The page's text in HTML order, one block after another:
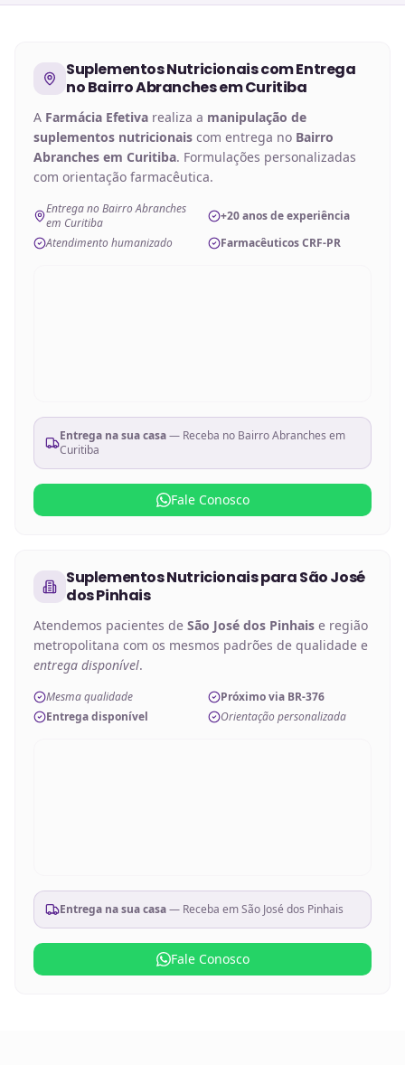
Suplementos Nutricionaiscom Entrega
noBairro Abranches em Curitiba
A Farmácia Efetiva realiza a manipulação de
suplementos nutricionais com entrega no Bairro
Abranches em Curitiba. Formulações personalizadas
com orientação farmacêutica.
Entrega no Bairro Abranches
em Curitiba
+20 anos de experiência
Atendimento humanizado
Farmacêuticos CRF-PR
Entrega na sua casa— Receba no Bairro Abranches em
Curitiba
Fale Conosco
Suplementos NutricionaisparaSão José
dos Pinhais
Atendemos pacientes de São José dos Pinhais e região
metropolitana com os mesmos padrões de qualidade e
entrega disponível.
Mesma qualidade
Próximo via BR-376
Entrega disponível
Orientação personalizada
Entrega na sua casa— Receba emSão José dos Pinhais
Fale Conosco